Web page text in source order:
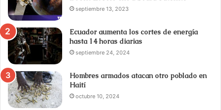
septiembre 13, 2023
Ecuador aumenta los cortes de energía
hasta 14 horas diarias
septiembre 24, 2024
Hombres armados atacan otro poblado en
Haití
octubre 10, 2024